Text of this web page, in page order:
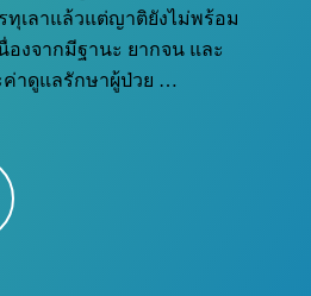
ทุเลาแล้วแต่ญาติยังไม่พร้อม
องจากมีฐานะ ยากจน และ
าดูแลรักษาผู้ป่วย …